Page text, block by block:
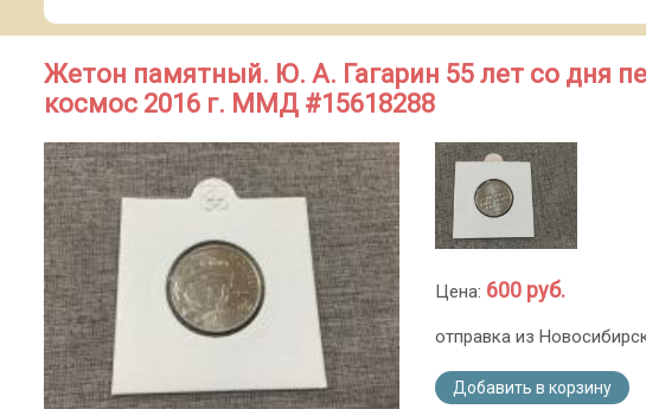
Жетон памятный. Ю. А. Гагарин 55 лет со дня
космос 2016 г. ММД #15618288
Цена: 600 руб.
отправка из
Добавить в корзину